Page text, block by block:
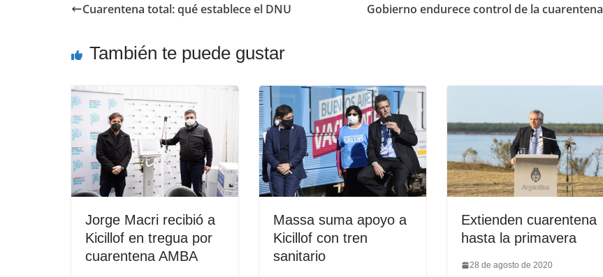
Cuarentena total: qué establece el DNU Gobierno endurece control de la cuarentena
También te puede gustar
Jorge Macri recibió a
Kicillof en tregua por
cuarentena AMBA
Massa suma apoyo a
Kicillof con tren
sanitario
Extienden cuarentena
hasta la primavera
28 de agosto de 2020